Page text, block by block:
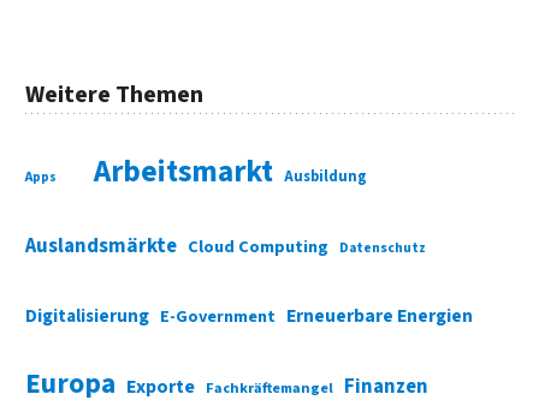
Weitere Themen
Apps Arbeitsmarkt Ausbildung
Auslandsmärkte Cloud Computing Datenschutz
Digitalisierung E-Government Erneuerbare Energien
Europa Exporte Fachkräftemangel Finanzen